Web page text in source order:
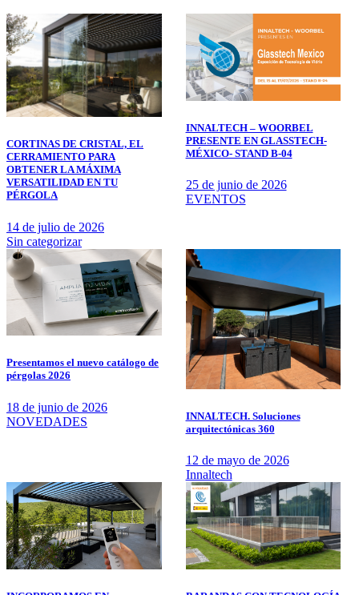
CORTINAS DE CRISTAL, EL
CERRAMIENTO PARA
OBTENER LA MÁXIMA
VERSATILIDAD EN TU
PÉRGOLA
14 de julio de 2026
Sin categorizar
INNALTECH – WOORBEL
PRESENTE EN GLASSTECH-
MÉXICO- STAND B-04
25 de junio de 2026
EVENTOS
Presentamos el nuevo catálogo de
pérgolas 2026
18 de junio de 2026
NOVEDADES
INNALTECH. Soluciones
arquitectónicas 360
12 de mayo de 2026
Innaltech